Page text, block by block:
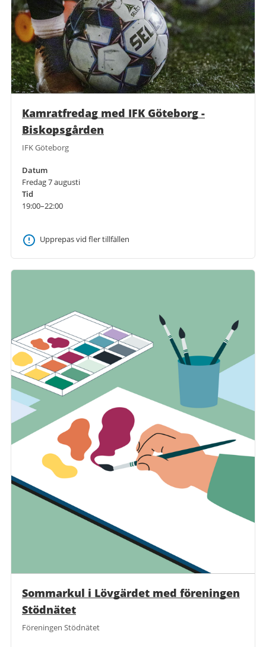
Kamratfredag med IFK Göteborg -
Biskopsgården
IFK Göteborg
Datum
Fredag 7 augusti
Tid
19:00–22:00
Upprepas vid fler tillfällen
Sommarkul i Lövgärdet med föreningen
Stödnätet
Föreningen Stödnätet